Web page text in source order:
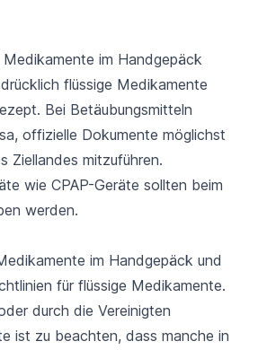
im Handgepäck
flüssige Medikamente
Bei Betäubungsmitteln
offizielle Dokumente möglichst
Ziellandes mitzuführen.
wie CPAP-Geräte sollten beim
werden.
im Handgepäck und
für flüssige Medikamente.
durch die Vereinigten
ist zu beachten, dass manche in